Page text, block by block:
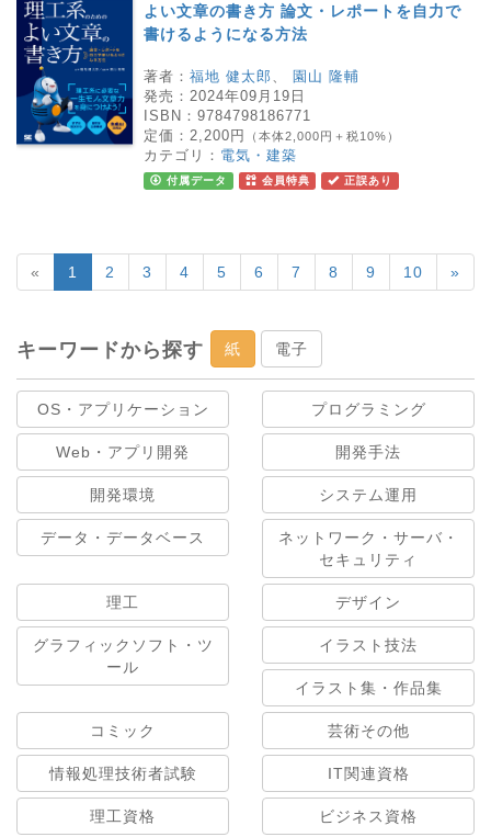
よい文章の書き方 論文・レポートを自力で
書けるようになる方法
著者： 福地 健太郎
園山 隆輔
発売： 2024年09月19日
ISBN： 9784798186771
定価： 2,200円 （本体2,000円＋税10%）
カテゴリ： 電気・建築
付属データ 会員特典 正誤あり
« 1 2 3 4 5 6 7 8 9 10 »
キーワードから探す 紙 電子
OS・アプリケーション プログラミング
Web・アプリ開発 開発手法
開発環境 システム運用
データ・データベース
ネットワーク・サーバ・
セキュリティ
理工 デザイン
グラフィックソフト・ツ
ール
イラスト技法
イラスト集・作品集
コミック 芸術その他
情報処理技術者試験 IT関連資格
理工資格 ビジネス資格